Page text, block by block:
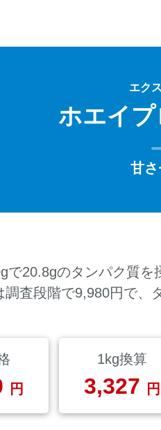
エク
ホエイ
甘
で20.8gのタンパク質
調査段階で9,980円で、
円
1kg換算
3,327 円